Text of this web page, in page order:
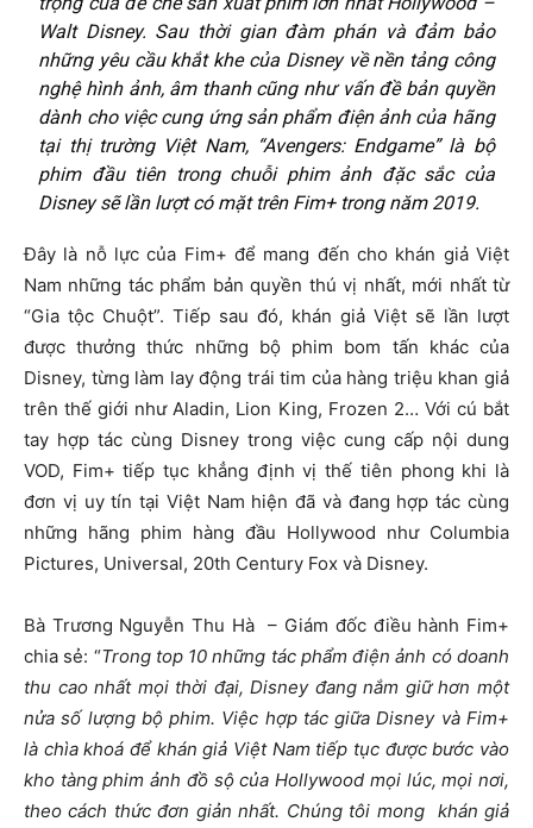
Walt Disney. Sau thời gian đàm phán và đảm bảo
những yêu cầu khắt khe của Disney về nền tảng công
nghệ hình ảnh, âm thanh cũng như vấn đề bản quyền
dành cho việc cung ứng sản phẩm điện ảnh của hãng
tại thị trường Việt Nam, “Avengers: Endgame” là bộ
phim đầu tiên trong chuỗi phim ảnh đặc sắc của
Disney sẽ lần lượt có mặt trên Fim+ trong năm 2019.
Đây là nỗ lực của Fim+ để mang đến cho khán giả Việt
Nam những tác phẩm bản quyền thú vị nhất, mới nhất từ
“Gia tộc Chuột”. Tiếp sau đó, khán giả Việt sẽ lần lượt
được thưởng thức những bộ phim bom tấn khác của
Disney, từng làm lay động trái tim của hàng triệu khan giả
trên thế giới như Aladin, Lion King, Frozen 2… Với cú bắt
tay hợp tác cùng Disney trong việc cung cấp nội dung
VOD, Fim+ tiếp tục khẳng định vị thế tiên phong khi là
đơn vị uy tín tại Việt Nam hiện đã và đang hợp tác cùng
những hãng phim hàng đầu Hollywood như Columbia
Pictures, Universal, 20th Century Fox và Disney.
Bà Trương Nguyễn Thu Hà – Giám đốc điều hành Fim+
chia sẻ: “Trong top 10 những tác phẩm điện ảnh có doanh
thu cao nhất mọi thời đại, Disney đang nắm giữ hơn một
nửa số lượng bộ phim. Việc hợp tác giữa Disney và Fim+
là chìa khoá để khán giả Việt Nam tiếp tục được bước vào
kho tàng phim ảnh đồ sộ của Hollywood mọi lúc, mọi nơi,
theo cách thức đơn giản nhất. Chúng tôi mong khán giả